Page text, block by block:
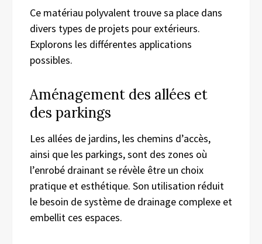
Ce matériau polyvalent trouve sa place dans
divers types de projets pour extérieurs.
Explorons les différentes applications
possibles.
Aménagement des allées et
des parkings
Les allées de jardins, les chemins d’accès,
ainsi que les parkings, sont des zones où
l’enrobé drainant se révèle être un choix
pratique et esthétique. Son utilisation réduit
le besoin de système de drainage complexe et
embellit ces espaces.